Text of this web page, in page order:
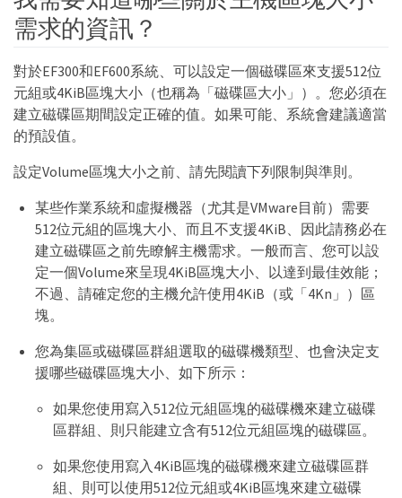
需求的資訊？
對於EF300和EF600系統、可以設定一個磁碟區來支援512位
元組或4KiB區塊大小（也稱為「磁碟區大小」）。您必須在
建立磁碟區期間設定正確的值。如果可能、系統會建議適當
的預設值。
設定Volume區塊大小之前、請先閱讀下列限制與準則。
某些作業系統和虛擬機器（尤其是VMware目前）需要
512位元組的區塊大小、而且不支援4KiB、因此請務必在
建立磁碟區之前先瞭解主機需求。一般而言、您可以設
定一個Volume來呈現4KiB區塊大小、以達到最佳效能；
不過、請確定您的主機允許使用4KiB（或「4Kn」）區
塊。
您為集區或磁碟區群組選取的磁碟機類型、也會決定支
援哪些磁碟區塊大小、如下所示：
如果您使用寫入512位元組區塊的磁碟機來建立磁碟
區群組、則只能建立含有512位元組區塊的磁碟區。
如果您使用寫入4KiB區塊的磁碟機來建立磁碟區群
組、則可以使用512位元組或4KiB區塊來建立磁碟